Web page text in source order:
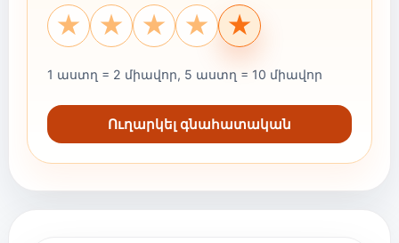
★
★
★
★
★
1 աստղ = 2 միավոր, 5 աստղ = 10 միավոր
Ուղարկել գնահատական